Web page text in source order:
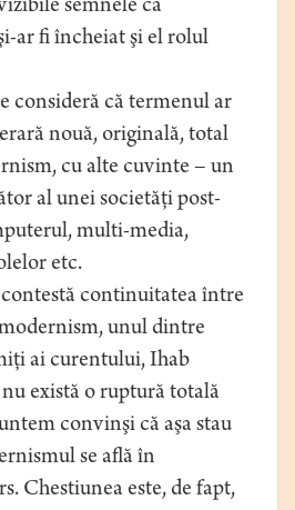
semnele că
ar fi încheiat şi el rolul
consideră că termenul ar
nouă, originală, total
cu alte cuvinte – un
al unei societăţi post-
multi-media,
etc.
continuitatea între
unul dintre
ai curentului, Ihab
există o ruptură totală
convinşi că aşa stau
se află în
Chestiunea este, de fapt,